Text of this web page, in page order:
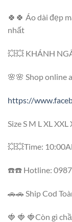
🍀🍀 Áo dài đẹp
nhất
💥💥 KHÁNH
🌸🌸 Shop online
https://
Size S M L XL XXL
💥💥Time:
☎️☎️ Hotline:
🚗🚗 Ship Cod
🍓 🍓 🍓Còn gì